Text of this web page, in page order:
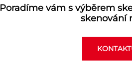
Poradíme vám s výběrem
skenování